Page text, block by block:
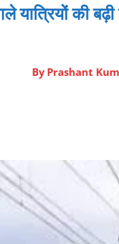
यात्रियों की
By Prashant